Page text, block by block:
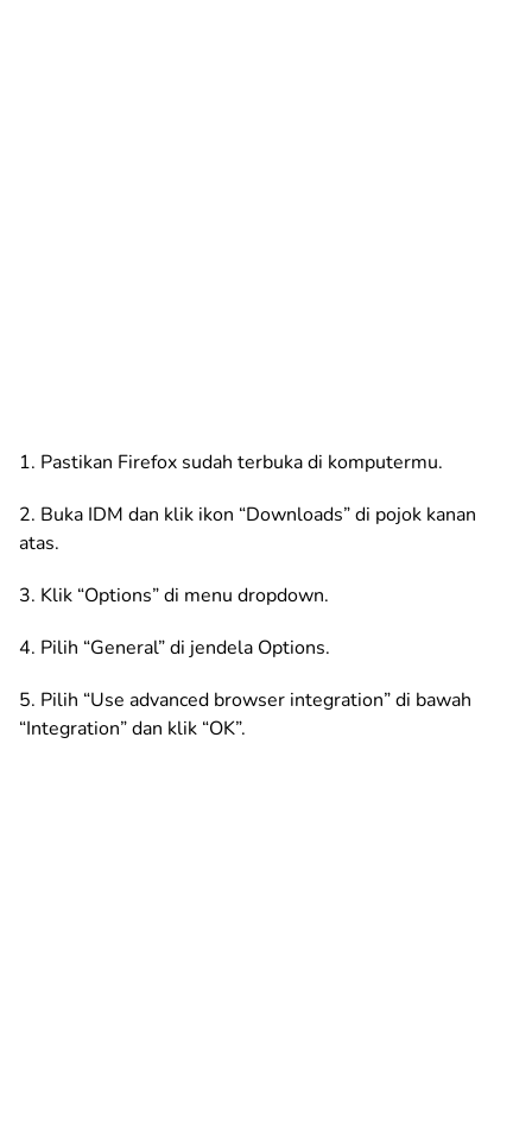
1. Pastikan Firefox sudah terbuka di komputermu.
2. Buka IDM dan klik ikon “Downloads” di pojok kanan
atas.
3. Klik “Options” di menu dropdown.
4. Pilih “General” di jendela Options.
5. Pilih “Use advanced browser integration” di bawah
“Integration” dan klik “OK”.